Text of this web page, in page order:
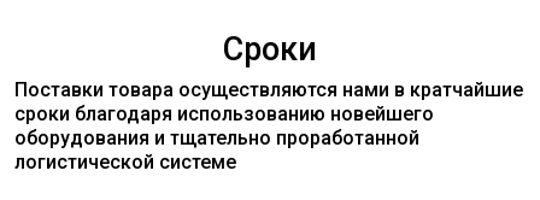
Сроки
Поставки товара осуществляются нами в кратчайшие
сроки благодаря использованию новейшего
оборудования и тщательно проработанной
логистической системе